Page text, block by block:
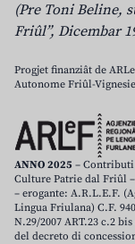
(Pre Toni Beline,
Friûl”, Dicembar
Progjet finanziât de
Autonome Friûl-
ANNO 2025 –
Culture Patrie dal Friûl –
– erogante: A.R.L.E.F.
Lingua Friulana) C.F.
N.29/2007 ART.23 c.2
del decreto di